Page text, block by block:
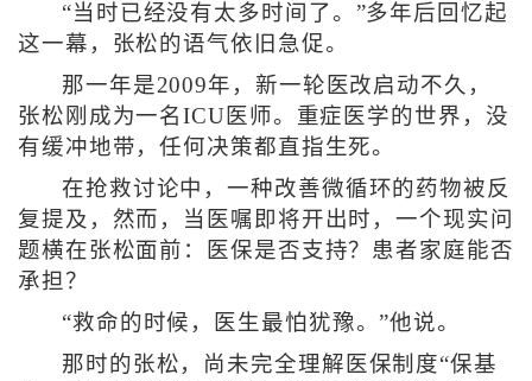
“当时已经没有太多时间了。”多年后回忆起
这一幕，张松的语气依旧急促。
那一年是2009年，新一轮医改启动不久，
张松刚成为一名ICU医师。重症医学的世界，没
有缓冲地带，任何决策都直指生死。
在抢救讨论中，一种改善微循环的药物被反
复提及，然而，当医嘱即将开出时，一个现实问
题横在张松面前：医保是否支持？患者家庭能否
承担？
“救命的时候，医生最怕犹豫。”他说。
那时的张松，尚未完全理解医保制度“保基